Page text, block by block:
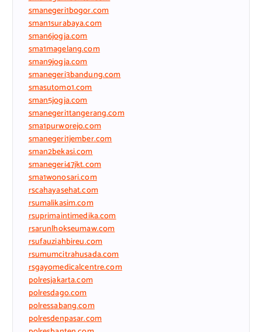
smanegeri1bogor.com
sman1surabaya.com
sman6jogja.com
sma1magelang.com
sman9jogja.com
smanegeri3bandung.com
smasutomo1.com
sman5jogja.com
smanegeri1tangerang.com
sma1purworejo.com
smanegeri1jember.com
sman2bekasi.com
smanegeri47jkt.com
sma1wonosari.com
rscahayasehat.com
rsumalikasim.com
rsuprimaintimedika.com
rsarunlhokseumaw.com
rsufauziahbireu.com
rsumumcitrahusada.com
rsgayomedicalcentre.com
polresjakarta.com
polresdago.com
polressabang.com
polresdenpasar.com